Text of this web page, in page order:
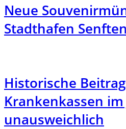
Neue
Stadthafen
Historische
Krankenkassen im
unausweichlich